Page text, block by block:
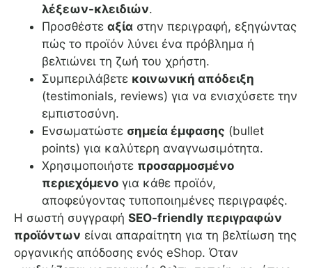
λέξεων-κλειδιών.
Προσθέστε αξία στην περιγραφή, εξηγώντας
πώς το προϊόν λύνει ένα πρόβλημα ή
βελτιώνει τη ζωή του χρήστη.
Συμπεριλάβετε κοινωνική απόδειξη
(testimonials, reviews) για να ενισχύσετε την
εμπιστοσύνη.
Ενσωματώστε σημεία έμφασης (bullet
points) για καλύτερη αναγνωσιμότητα.
Χρησιμοποιήστε προσαρμοσμένο
περιεχόμενο για κάθε προϊόν,
αποφεύγοντας τυποποιημένες περιγραφές.
Η σωστή συγγραφή SEO-friendly περιγραφών
προϊόντων είναι απαραίτητη για τη βελτίωση της
οργανικής απόδοσης ενός eShop. Όταν